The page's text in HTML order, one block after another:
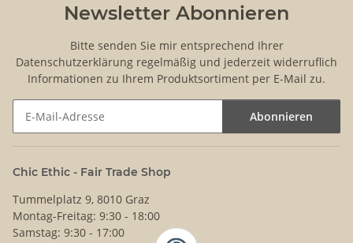
Newsletter Abonnieren
Bitte senden Sie mir entsprechend Ihrer
Datenschutzerklärung regelmäßig und jederzeit widerruflich
Informationen zu Ihrem Produktsortiment per E-Mail zu.
Abonnieren
Chic Ethic - Fair Trade Shop
Tummelplatz 9, 8010 Graz
Montag-Freitag: 9:30 - 18:00
Samstag: 9:30 - 17:00